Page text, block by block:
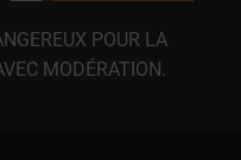
POUR LA
MODÉRATION.